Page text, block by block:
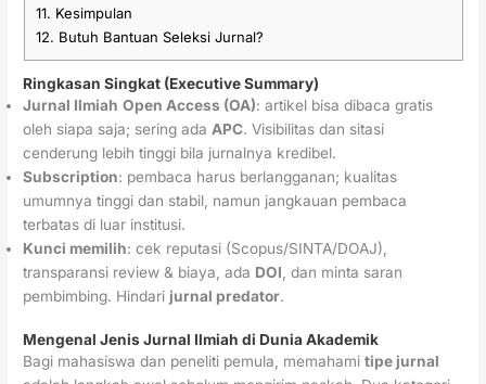
11. Kesimpulan
12. Butuh Bantuan Seleksi Jurnal?
Ringkasan Singkat (Executive Summary)
Jurnal Ilmiah Open Access (OA): artikel bisa dibaca gratis
oleh siapa saja; sering adaAPC. Visibilitas dan sitasi
cenderung lebih tinggi bila jurnalnya kredibel.
Subscription: pembaca harus berlangganan; kualitas
umumnya tinggi dan stabil, namun jangkauan pembaca
terbatas di luar institusi.
Kunci memilih: cek reputasi (Scopus/SINTA/DOAJ),
transparansi review & biaya, ada DOI, dan minta saran
pembimbing. Hindarijurnal predator.
Mengenal Jenis Jurnal Ilmiah di Dunia Akademik
Bagi mahasiswa dan peneliti pemula, memahamitipe jurnal